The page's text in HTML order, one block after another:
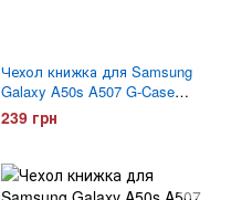
Чехол книжка для Samsung
Galaxy A50s A507 G-Case
Ranger Синий
239 грн